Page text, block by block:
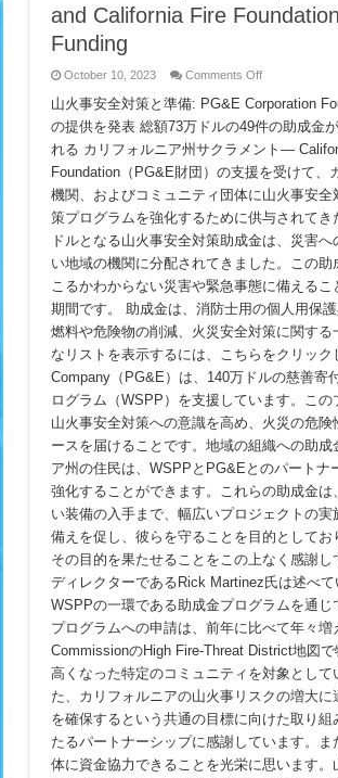
and California Fire
Funding
October 10, 2023 Comments Offon
Safety
and
Preparedness:
PG&E
Corporation
Foundation
and
California
Fire
Announce
Wildfire
Safety
Grant
Funding
山火事安全対策と準備: PG&E Corporation
の提供を発表 総額73万ドルの49件の助成金
れる カリフォルニア州サクラメント—
Foundation（PG&E財団）の支援を受けて
機関、およびコミュニティ団体に山火事安
策プログラムを強化するために供与されて
ドルとなる山火事安全対策助成金は、災害
い地域の機関に分配されてきました。この
こるかわからない災害や緊急事態に備える
期間です。 助成金は、消防士用の個人用保
燃料や危険物の削減、火災安全対策に関す
なリストを表示するには、こちらをクリッ
Company（PG&E）は、140万ドルの慈善寄
ログラム（WSPP）を支援しています。こ
山火事安全対策への意識を高め、火災の危
ースを届けることです。地域の組織への助
ア州の住民は、WSPPとPG&Eとのパート
強化することができます。これらの助成金
い装備の入手まで、幅広いプロジェクトの
備えを促し、彼らを守ることを目的として
その目的を果たせることをこの上なく感謝
ディレクターであるRick Martinez氏は述べ
WSPPの一環である助成金プログラムを通
プログラムへの申請は、前年に比べて年々
CommissionのHigh Fire-Threat District地図
高くなった特定のコミュニティを対象とし
た、カリフォルニアの山火事リスクの増大
を確保するという共通の目標に向けた取り
たるパートナーシップに感謝しています。
体に資金協力できることを光栄に思います